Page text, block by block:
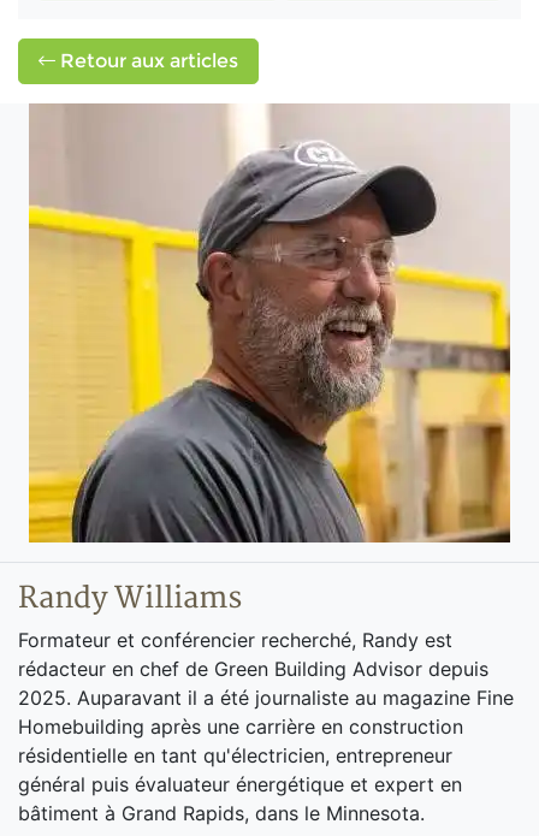
Retour aux articles
Randy Williams
Formateur et conférencier recherché, Randy est
rédacteur en chef de Green Building Advisor depuis
2025. Auparavant il a été journaliste au magazine Fine
Homebuilding après une carrière en construction
résidentielle en tant qu'électricien, entrepreneur
général puis évaluateur énergétique et expert en
bâtiment à Grand Rapids, dans le Minnesota.